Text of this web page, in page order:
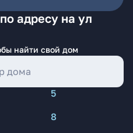
адресу на ул
найти свой дом
5
8